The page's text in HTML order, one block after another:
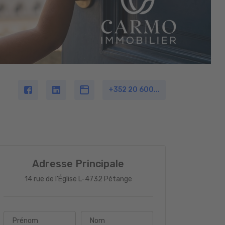
+352 20 600...
Adresse Principale
14 rue de l'Église L-4732 Pétange
Prénom Nom